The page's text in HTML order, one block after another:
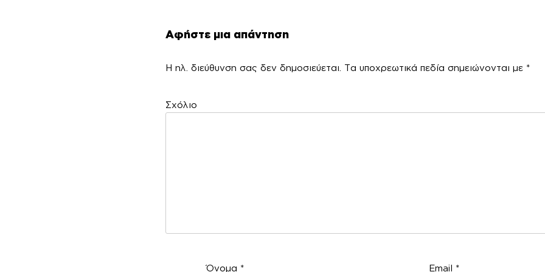
Αφήστε μια απάντηση
Η ηλ. διεύθυνση σας δεν δημοσιεύεται. Τα υποχρεωτικά πεδία σημειώνονται με *
Όνομα * Email *